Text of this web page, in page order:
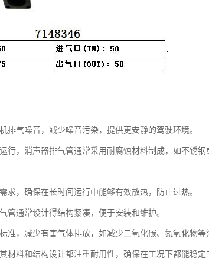
气噪音，减少噪音污染，提供更安静的驾驶环境。
行，消声器排气管通常采用耐腐蚀材料制成，如不锈钢
，确保在长时间运行中能够有效散热，防止过热。
管通常设计得结构紧凑，便于安装和维护。
，减少有害气体排放，如减少二氧化碳、氮氧化物等
料和结构设计都注重耐用性，确保在工况下都能稳定